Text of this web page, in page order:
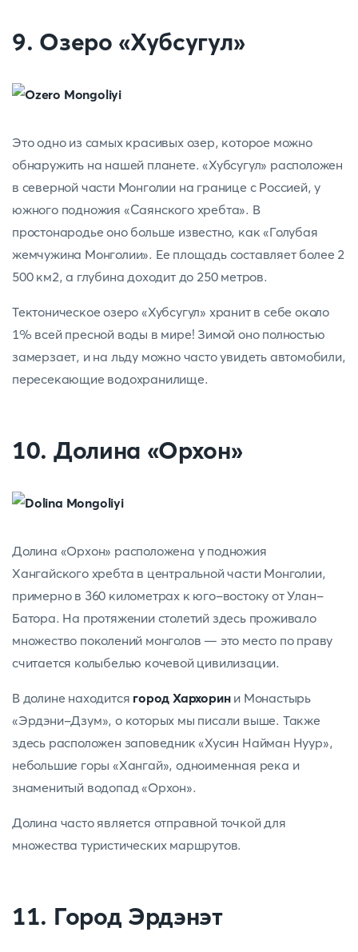
9. Озеро «Хубсугул»
Это одно из самых красивых озер, которое можно
обнаружить на нашей планете. «Хубсугул» расположен
в северной части Монголии на границе с Россией, у
южного подножия «Саянского хребта». В
простонародье оно больше известно, как «Голубая
жемчужина Монголии». Ее площадь составляет более 2
500 км2, а глубина доходит до 250 метров.
Тектоническое озеро «Хубсугул» хранит в себе около
1% всей пресной воды в мире! Зимой оно полностью
замерзает, и на льду можно часто увидеть автомобили,
пересекающие водохранилище.
10. Долина «Орхон»
Долина «Орхон» расположена у подножия
Хангайского хребта в центральной части Монголии,
примерно в 360 километрах к юго-востоку от Улан-
Батора. На протяжении столетий здесь проживало
множество поколений монголов — это место по праву
считается колыбелью кочевой цивилизации.
В долине находится город Хархорин и Монастырь
«Эрдэни-Дзум», о которых мы писали выше. Также
здесь расположен заповедник «Хусин Найман Нуур»,
небольшие горы «Хангай», одноименная река и
знаменитый водопад «Орхон».
Долина часто является отправной точкой для
множества туристических маршрутов.
11. Город Эрдэнэт